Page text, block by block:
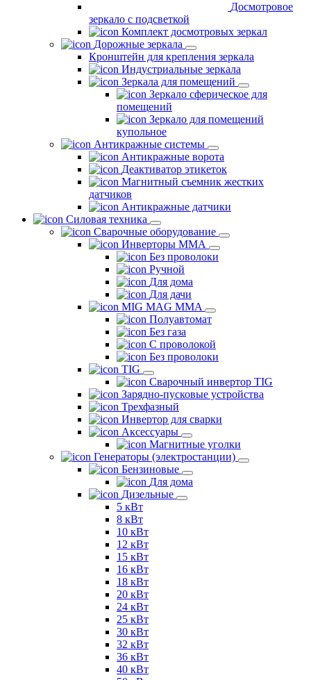
Досмотровое
зеркало с подсветкой
Комплект досмотровых зеркал
Дорожные зеркала
Кронштейн для крепления зеркала
Индустриальные зеркала
Зеркала для помещений
Зеркало сферическое для
помещений
Зеркало для помещений
купольное
Антикражные системы
Антикражные ворота
Деактиватор этикеток
Магнитный съемник жестких
датчиков
Антикражные датчики
Силовая техника
Сварочные оборудование
Инверторы ММА
Без проволоки
Ручной
Для дома
Для дачи
MIG MAG MMA
Полуавтомат
Без газа
С проволокой
Без проволоки
TIG
Сварочный инвертор TIG
Зарядно-пусковые устройства
Трехфазный
Инвертор для сварки
Аксессуары
Магнитные уголки
Генераторы (электростанции)
Бензиновые
Для дома
Дизельные
5 кВт
8 кВт
10 кВт
12 кВт
15 кВт
16 кВт
18 кВт
20 кВт
24 кВт
25 кВт
30 кВт
32 кВт
36 кВт
40 кВт